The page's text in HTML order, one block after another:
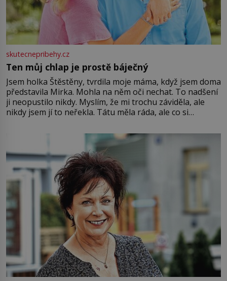
skutecnepribehy.cz
Ten můj chlap je prostě báječný
Jsem holka Štěstěny, tvrdila moje máma, když jsem doma
představila Mirka. Mohla na něm oči nechat. To nadšení
ji neopustilo nikdy. Myslím, že mi trochu záviděla, ale
nikdy jsem jí to neřekla. Tátu měla ráda, ale co si
Jsme spolu moc rádi Tehdy byla jiná doba, když